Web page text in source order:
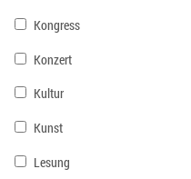
Kongress
Konzert
Kultur
Kunst
Lesung